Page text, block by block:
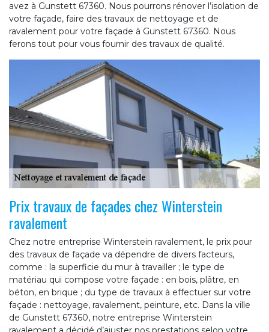
avez à Gunstett 67360. Nous pourrons rénover l’isolation de
votre façade, faire des travaux de nettoyage et de
ravalement pour votre façade à Gunstett 67360. Nous
ferons tout pour vous fournir des travaux de qualité.
Prix travaux de façades chez Winterstein
ravalement
Chez notre entreprise Winterstein ravalement, le prix pour
des travaux de façade va dépendre de divers facteurs,
comme : la superficie du mur à travailler ; le type de
matériau qui compose votre façade : en bois, plâtre, en
béton, en brique ; du type de travaux à effectuer sur votre
façade : nettoyage, ravalement, peinture, etc. Dans la ville
de Gunstett 67360, notre entreprise Winterstein